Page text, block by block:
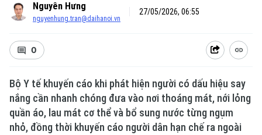
Nguyên Hưng
nguyenhung.tran@daihanoi.vn
27/05/2026, 06:55
0
Bộ Y tế khuyến cáo khi phát hiện người có dấu hiệu say
nắng cần nhanh chóng đưa vào nơi thoáng mát, nới lỏng
quần áo, lau mát cơ thể và bổ sung nước từng ngụm
nhỏ, đồng thời khuyến cáo người dân hạn chế ra ngoài